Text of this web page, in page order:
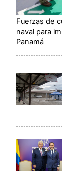
Fuerzas de
naval para
Panamá